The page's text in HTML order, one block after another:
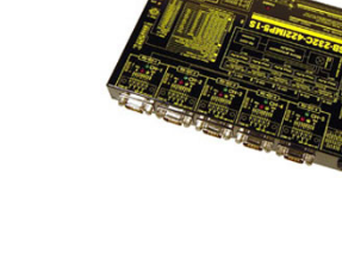
お問い合わせ